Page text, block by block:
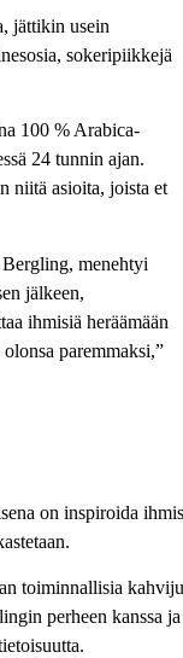
jättikin usein
sokeripiikkejä
100 % Arabica-
24 tunnin ajan.
niitä asioita, joista et
menehtyi
jälkeen,
ihmisiä heräämään
paremmaksi,”
on inspiroida
toiminnallisia
perheen kanssa